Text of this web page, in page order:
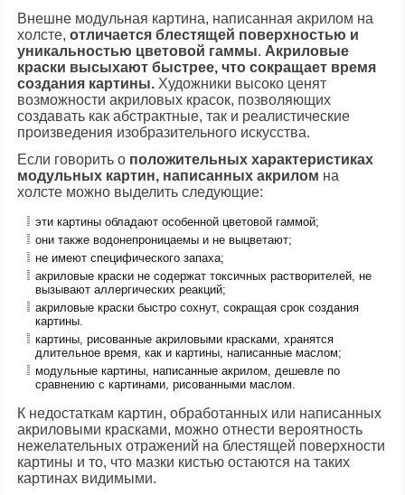
Внешне модульная картина, написанная акрилом на
холсте, отличается блестящей поверхностью и
уникальностью цветовой гаммы. Акриловые
краски высыхают быстрее, что сокращает время
создания картины. Художники высоко ценят
возможности акриловых красок, позволяющих
создавать как абстрактные, так и реалистические
произведения изобразительного искусства.
Если говорить о положительных характеристиках
модульных картин, написанных акрилом на
холсте можно выделить следующие:
эти картины обладают особенной цветовой гаммой;
они также водонепроницаемы и не выцветают;
не имеют специфического запаха;
акриловые краски не содержат токсичных растворителей, не
вызывают аллергических реакций;
акриловые краски быстро сохнут, сокращая срок создания
картины.
картины, рисованные акриловыми красками, хранятся
длительное время, как и картины, написанные маслом;
модульные картины, написанные акрилом, дешевле по
сравнению с картинами, рисованными маслом.
К недостаткам картин, обработанных или написанных
акриловыми красками, можно отнести вероятность
нежелательных отражений на блестящей поверхности
картины и то, что мазки кистью остаются на таких
картинах видимыми.